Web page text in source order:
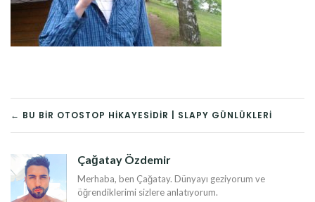
YAZI
DOLAŞIMI
← BU BIR OTOSTOP HIKAYESIDIR | SLAPY GÜNLÜKLERI
Çağatay Özdemir
Merhaba, ben Çağatay. Dünyayı geziyorum ve
öğrendiklerimi sizlere anlatıyorum.